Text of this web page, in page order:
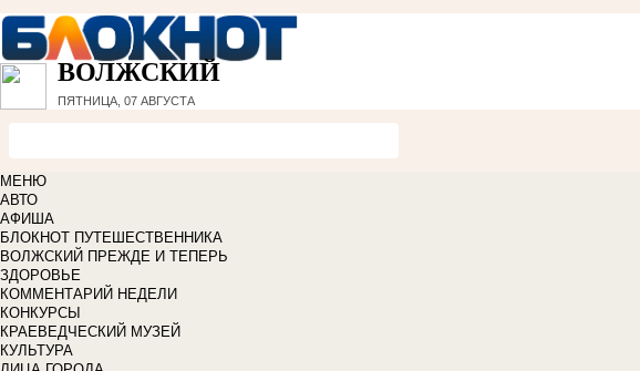
ВОЛЖСКИЙ
ПЯТНИЦА, 07 АВГУСТА
МЕНЮ
АВТО
АФИША
БЛОКНОТ ПУТЕШЕСТВЕННИКА
ВОЛЖСКИЙ ПРЕЖДЕ И ТЕПЕРЬ
ЗДОРОВЬЕ
КОММЕНТАРИЙ НЕДЕЛИ
КОНКУРСЫ
КРАЕВЕДЧЕСКИЙ МУЗЕЙ
КУЛЬТУРА